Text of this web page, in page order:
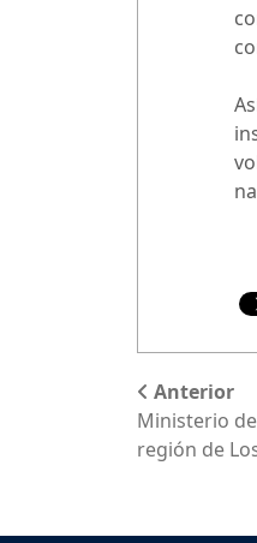
Anterior
Ministerio
región de